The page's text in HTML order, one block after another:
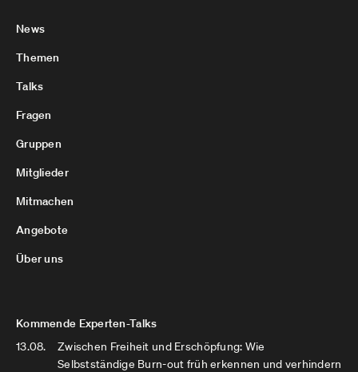
News
Themen
Talks
Fragen
Gruppen
Mitglieder
Mitmachen
Angebote
Über uns
Kommende Experten-Talks
13.08.
Zwischen Freiheit und Erschöpfung: Wie
Selbstständige Burn-out früh erkennen und verhindern